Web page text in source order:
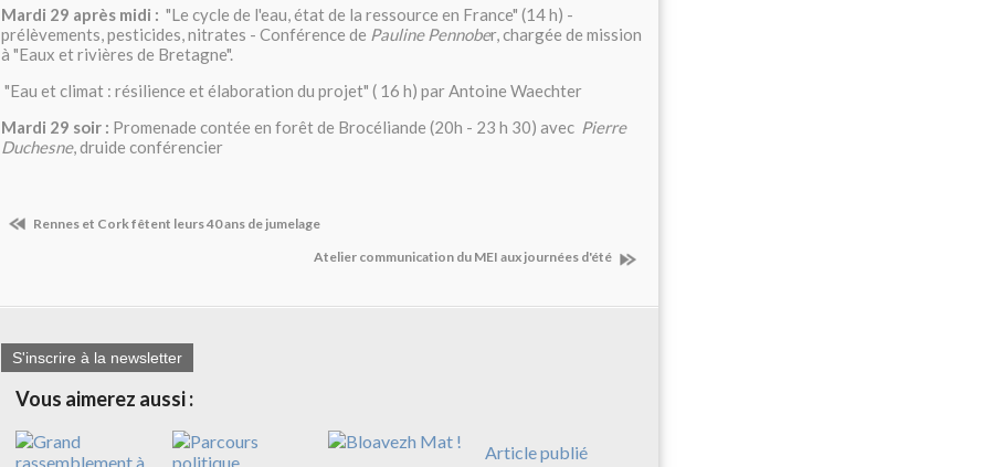
Mardi 29 après midi : "Le cycle de l'eau, état de la ressource en France" (14 h) -
prélèvements, pesticides, nitrates - Conférence de Pauline Pennober, chargée de mission
à "Eaux et rivières de Bretagne".
"Eau et climat : résilience et élaboration du projet" ( 16 h) par Antoine Waechter
Mardi 29 soir : Promenade contée en forêt de Brocéliande (20h - 23 h 30) avec Pierre
Duchesne, druide conférencier
Rennes et Cork fêtent leurs 40 ans de jumelage
Atelier communication du MEI aux journées d'été
S'inscrire à la newsletter
Vous aimerez aussi :
Article publié